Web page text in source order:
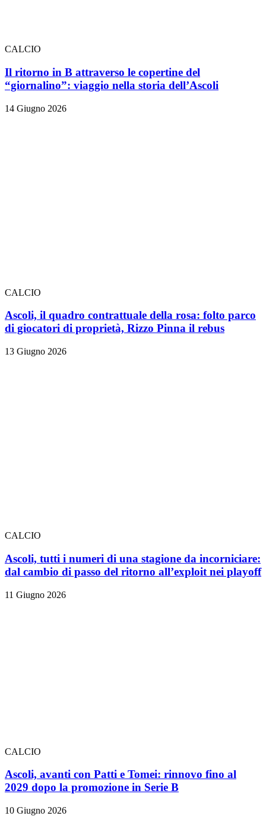
CALCIO
Il ritorno in B attraverso le copertine del
“giornalino”: viaggio nella storia dell’Ascoli
14 Giugno 2026
CALCIO
Ascoli, il quadro contrattuale della rosa: folto parco
di giocatori di proprietà, Rizzo Pinna il rebus
13 Giugno 2026
CALCIO
Ascoli, tutti i numeri di una stagione da incorniciare:
dal cambio di passo del ritorno all’exploit nei playoff
11 Giugno 2026
CALCIO
Ascoli, avanti con Patti e Tomei: rinnovo fino al
2029 dopo la promozione in Serie B
10 Giugno 2026